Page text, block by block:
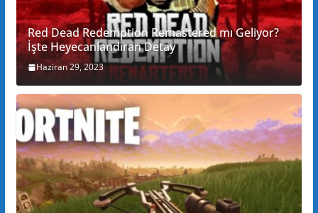
Red Dead Redemption Remastered mı Geliyor?
İşte Heyecanlandıran Detay
Haziran 29, 2023